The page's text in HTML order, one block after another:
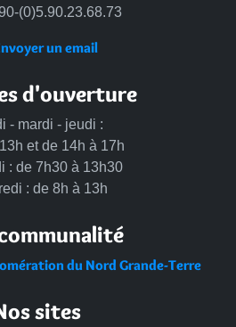
(0)5.90.23.68.73
un email
d'ouverture
- mardi - jeudi :
et de 14h à 17h
: de 7h30 à 13h30
: de 8h à 13h
du Nord Grande-Terre
sites